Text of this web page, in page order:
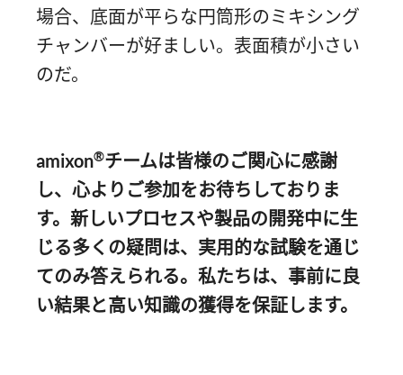
場合、底面が平らな円筒形のミキシング
チャンバーが好ましい。表面積が小さい
のだ。
amixon®チームは皆様のご関心に感謝
し、心よりご参加をお待ちしておりま
す。新しいプロセスや製品の開発中に生
じる多くの疑問は、実用的な試験を通じ
てのみ答えられる。私たちは、事前に良
い結果と高い知識の獲得を保証します。